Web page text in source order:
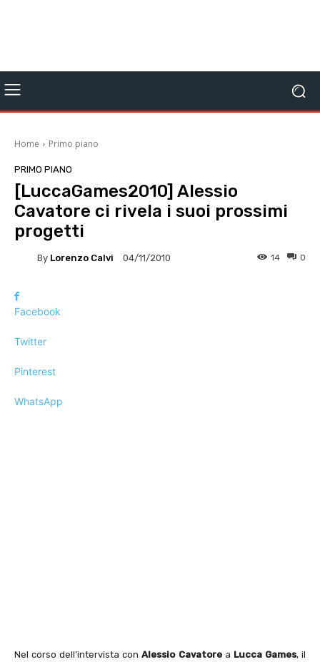
Home Primo piano
PRIMO PIANO
[LuccaGames2010] Alessio
Cavatore ci rivela i suoi prossimi
progetti
By Lorenzo Calvi 04/11/2010 0
14
Facebook
Twitter
Pinterest
WhatsApp
Nel corso dell’intervista conAlessio Cavatore a Lucca Games, il